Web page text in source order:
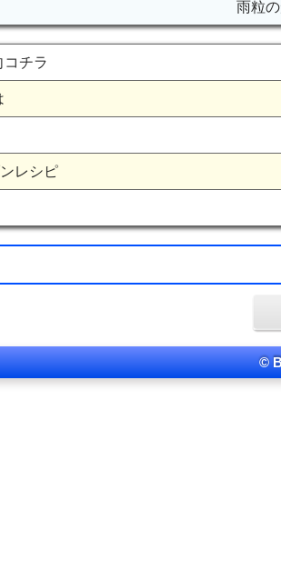
雨粒
チラ
レシピ
©